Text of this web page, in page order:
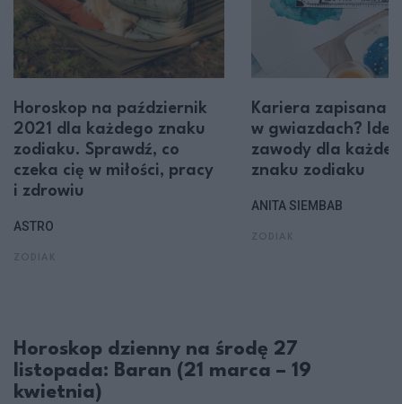
Horoskop na październik
2021 dla każdego znaku
zodiaku. Sprawdź, co
czeka cię w miłości, pracy
i zdrowiu
ASTRO
Kariera zapisana
w gwiazdach?
zawody dla
znaku zodiaku
ANITA SIEMBAB
Horoskop dzienny na środę 27
listopada: Baran (21 marca – 19
kwietnia)